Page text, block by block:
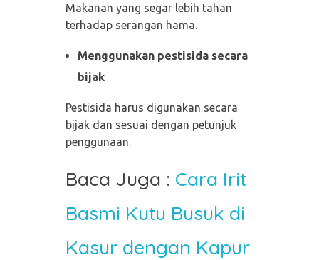
Makanan yang segar lebih tahan
terhadap serangan hama.
Menggunakan pestisida secara
bijak
Pestisida harus digunakan secara
bijak dan sesuai dengan petunjuk
penggunaan.
Baca Juga : Cara Irit
Basmi Kutu Busuk di
Kasur dengan Kapur